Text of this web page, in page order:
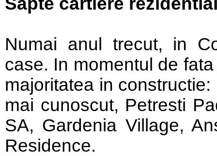
Numai anul trecut, in
case. In momentul de
majoritatea in
mai cunoscut, Petresti
SA, Gardenia Village,
Residence.